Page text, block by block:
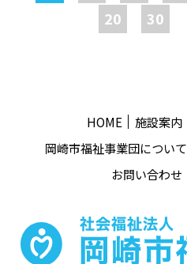
20
30
HOME 施設案内
岡崎市福祉事業団について
お問い合わせ